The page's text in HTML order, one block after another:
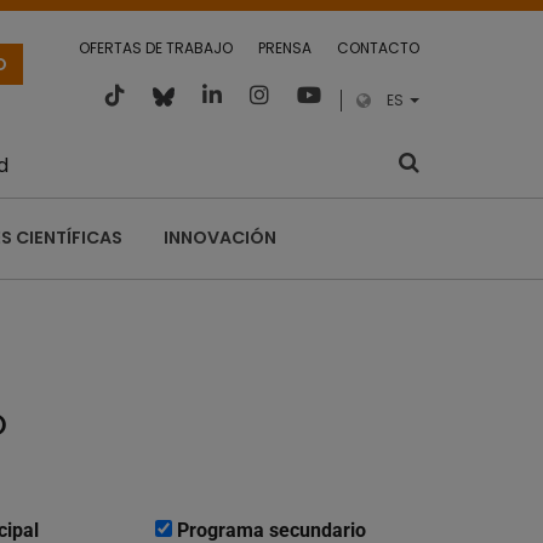
OFERTAS DE TRABAJO PRENSA CONTACTO
ES
CIENTÍFICAS INNOVACIÓN
Programa secundario